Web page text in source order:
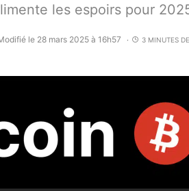
les espoirs pour
le 28 mars 2025 à 16h57 3 MINUTES